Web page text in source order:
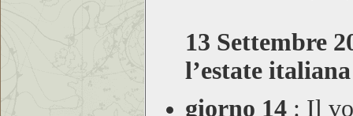
13 Settembre
l’estate italiana
giorno 14 : Il